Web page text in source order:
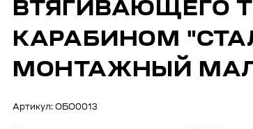
ВТЯГИВАЮЩЕГО
КАРАБИНОМ
МОНТАЖНЫЙ
Артикул: ОБО0013